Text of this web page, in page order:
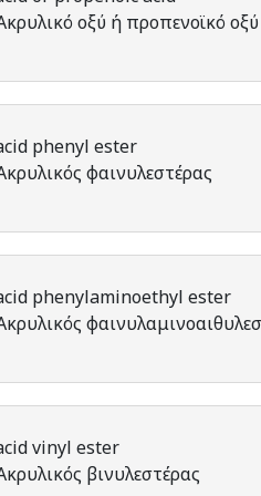
οξύ ή προπενοϊκό οξύ
phenyl ester
φαινυλεστέρας
phenylaminoethyl ester
vinyl ester
βινυλεστέρας